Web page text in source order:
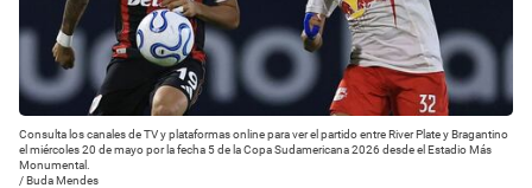
Consulta los canales de TV y plataformas online para ver el partido entre River Plate y Bragantino
el miércoles 20 de mayo por la fecha 5 de la Copa Sudamericana 2026 desde el Estadio Más
Monumental.
/Buda Mendes